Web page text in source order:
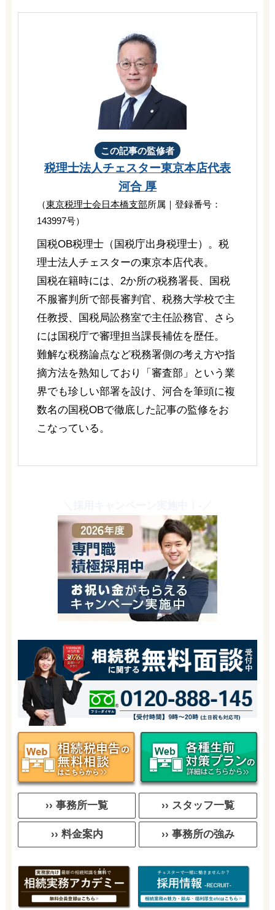
この記事の監修者
税理士法人チェスター東京本店代表
河合 厚
（東京税理士会日本橋支部所属｜登録番号：
143997号）
国税OB税理士（国税庁出身税理士）。税
理士法人チェスターの東京本店代表。
国税在籍時には、2か所の税務署長、国税
不服審判所で部長審判官、税務大学校で主
任教授、国税局訟務室で主任訟務官、さら
には国税庁で審理担当課長補佐を歴任。
難解な税務論点など税務署側の考え方や指
摘方法を熟知しており「審査部」という業
界でも珍しい部署を設け、河合を筆頭に複
数名の国税OBで徹底した記事の監修をお
こなっている。
›› 事務所一覧 ›› スタッフ一覧
›› 料金案内 ›› 事務所の強み